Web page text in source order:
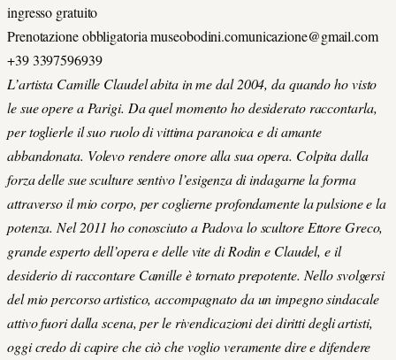
ingresso gratuito
Prenotazione obbligatoria museobodini.comunicazione@gmail.com
+39 3397596939
L’artista Camille Claudel abita in me dal 2004, da quando ho visto
le sue opere a Parigi. Da quel momento ho desiderato raccontarla,
per toglierle il suo ruolo di vittima paranoica e di amante
abbandonata. Volevo rendere onore alla sua opera. Colpita dalla
forza delle sue sculture sentivo l’esigenza di indagarne la forma
attraverso il mio corpo, per coglierne profondamente la pulsione e la
potenza. Nel 2011 ho conosciuto a Padova lo scultore Ettore Greco,
grande esperto dell’opera e delle vite di Rodin e Claudel, e il
desiderio di raccontare Camille è tornato prepotente. Nello svolgersi
del mio percorso artistico, accompagnato da un impegno sindacale
attivo fuori dalla scena, per le rivendicazioni dei diritti degli artisti,
oggi credo di capire che ciò che voglio veramente dire e difendere